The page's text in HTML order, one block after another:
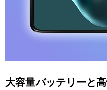
大容量バッテリーと